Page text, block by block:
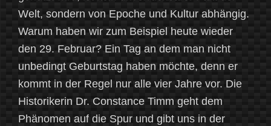
Welt, sondern von Epoche und Kultur abhängig.
Warum haben wir zum Beispiel heute wieder
den 29. Februar? Ein Tag an dem man nicht
unbedingt Geburtstag haben möchte, denn er
kommt in der Regel nur alle vier Jahre vor. Die
Historikerin Dr. Constance Timm geht dem
Phänomen auf die Spur und gibt uns in der